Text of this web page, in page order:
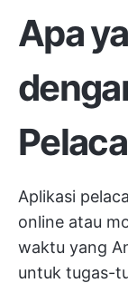
Apa
Aplikasi
online atau
waktu yang
untuk tugas-